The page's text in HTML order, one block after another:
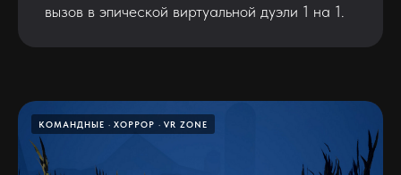
вызов в эпической виртуальной дуэли 1 на 1.
КОМАНДНЫЕ ХОРРОР VR ZONE